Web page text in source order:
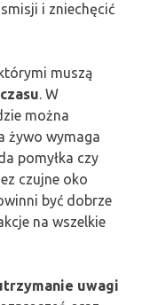
i zniechęcić
muszą
. W
można
żywo wymaga
pomyłka czy
czujne oko
być dobrze
na wszelkie
uwagi